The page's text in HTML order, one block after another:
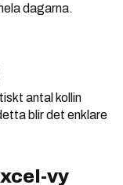
dagarna.
antal kollin
blir det enklare
vy